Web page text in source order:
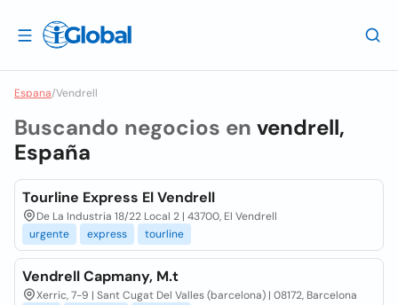
Espana/Vendrell
Buscando negocios en vendrell,
España
Tourline Express El Vendrell
De La Industria 18/22 Local 2 | 43700, El Vendrell
urgente
express tourline
Vendrell Capmany, M.t
Xerric, 7-9 | Sant Cugat Del Valles (barcelona) | 08172, Barcelona